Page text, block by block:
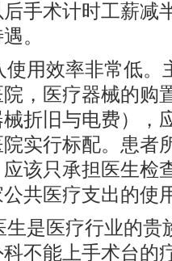
后手术计时工薪减
。
使用效率非常低。
，医疗器械的购
折旧与电费），
实行标配。患者
该只承担医生检
共医疗支出的使
生是医疗行业的贵
不能上手术台的